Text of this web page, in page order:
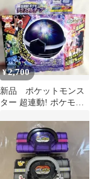
¥2,700
新品 ポケットモンス
ター 超連動! ポケモン